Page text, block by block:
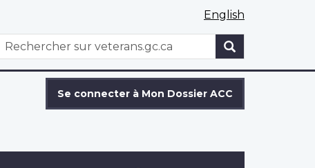
English
WxT
Rechercher
Se connecter à Mon Dossier ACC